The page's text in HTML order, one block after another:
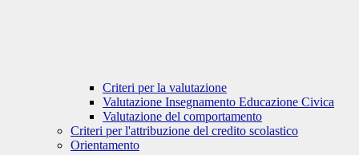
Criteri per la valutazione
Valutazione Insegnamento Educazione Civica
Valutazione del comportamento
Criteri per l'attribuzione del credito scolastico
Orientamento